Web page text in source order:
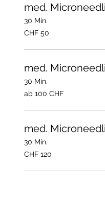
med.
30 Min.
50
Schweizer
CHF 50
med.
30 Min.
ab
100
ab 100 CHF
med.
30 Min.
120
Schweizer
CHF 120